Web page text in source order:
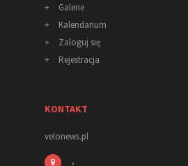
+
Galerie
+
Kalendarium
+
Zaloguj się
+
Rejestracja
KONTAKT
velonews.pl
,